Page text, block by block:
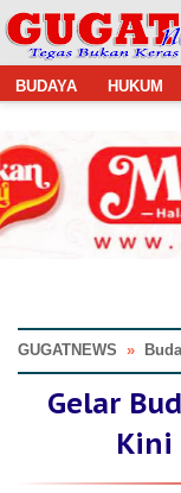
BUDAYA HUKUM
GUGATNEWS »
Gelar
Kini